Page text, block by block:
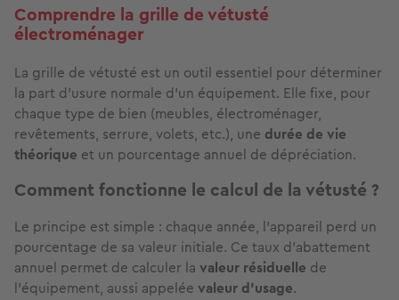
Comprendre la grille de vétusté
électroménager
La grille de vétusté est un outil essentiel pour déterminer
la part d'usure normale d'un équipement. Elle fixe, pour
chaque type de bien (meubles, électroménager,
revêtements, serrure, volets, etc.), une durée de vie
théorique et un pourcentage annuel de dépréciation.
Comment fonctionne le calcul de la vétusté ?
Le principe est simple : chaque année, l'appareil perd un
pourcentage de sa valeur initiale. Ce taux d'abattement
annuel permet de calculer la valeur résiduelle de
l'équipement, aussi appelée valeur d'usage.